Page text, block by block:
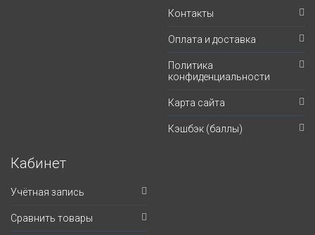
Контакты
Оплата и доставка
Политика
конфиденциальности
Карта сайта
Кэшбэк (баллы)
Кабинет
Учётная запись
Сравнить товары